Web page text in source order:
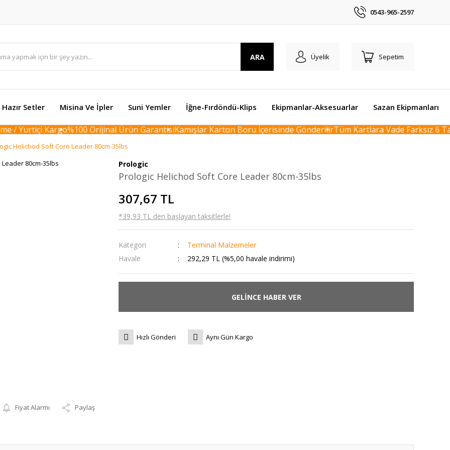
0543-965-2597
ARA Üyelik Sepetim
Hazır Setler Misina Ve İpler Suni Yemler İğne-Fırdöndü-Klips Ekipmanlar-Aksesuarlar Sazan Ekipmanları
/ Yurtiçi Kargo%100 Orijinal Ürün GarantisiKamışlar Karton Boru İçerisinde GönderilirTüm Kartlara Vade Farksız 6
Helichod Soft Core Leader 80cm-35lbs
Fiyat Alarmı Paylaş
Prologic
Prologic Helichod Soft Core Leader 80cm-35lbs
307,67 TL
*39,93 TL den başlayan taksitlerle!
Kategori
Terminal Malzemeler
Havale
292,29 TL (%5,00 havale indirimi)
GELİNCE HABER VER
Hızlı Gönderi Aynı Gün Kargo